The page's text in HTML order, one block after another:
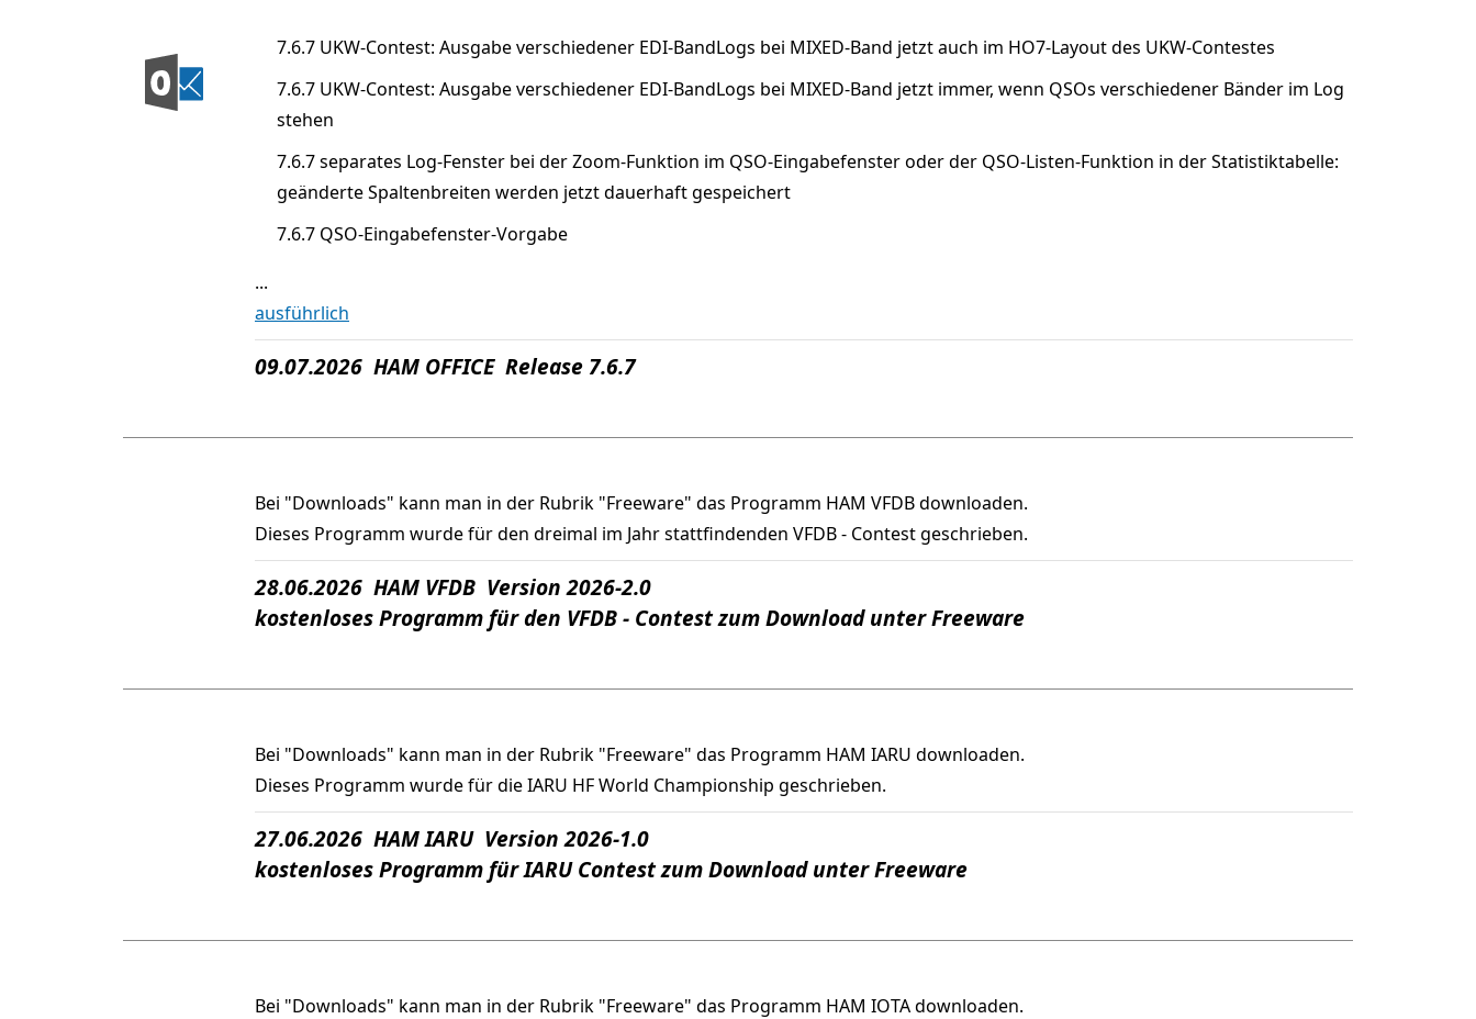
7.6.7 UKW-Contest: Ausgabe verschiedener EDI-BandLogs bei MIXED-Band jetzt auch im HO7-Layout des UKW-Contestes
7.6.7 UKW-Contest: Ausgabe verschiedener EDI-BandLogs bei MIXED-Band jetzt immer, wenn QSOs verschiedener Bänder im Log
stehen
7.6.7 separates Log-Fenster bei der Zoom-Funktion im QSO-Eingabefenster oder der QSO-Listen-Funktion in der Statistiktabelle:
geänderte Spaltenbreiten werden jetzt dauerhaft gespeichert
7.6.7 QSO-Eingabefenster-Vorgabe
...
ausführlich
09.07.2026 HAM OFFICE Release 7.6.7
Bei "Downloads" kann man in der Rubrik "Freeware" das Programm HAM VFDB downloaden.
Dieses Programm wurde für den dreimal im Jahr stattfindenden VFDB - Contest geschrieben.
28.06.2026 HAM VFDB Version 2026-2.0
kostenloses Programm für den VFDB - Contest zum Download unter Freeware
Bei "Downloads" kann man in der Rubrik "Freeware" das Programm HAM IARU downloaden.
Dieses Programm wurde für die IARU HF World Championship geschrieben.
27.06.2026 HAM IARU Version 2026-1.0
kostenloses Programm für IARU Contest zum Download unter Freeware
Bei "Downloads" kann man in der Rubrik "Freeware" das Programm HAM IOTA downloaden.